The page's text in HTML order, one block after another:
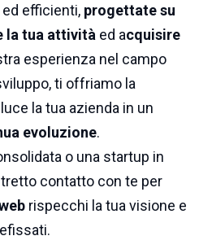
efficienti, progettate su
la tua attività ed acquisire
esperienza nel campo
ti offriamo la
la tua azienda in un
evoluzione.
o una startup in
contatto con te per
rispecchi la tua visione e